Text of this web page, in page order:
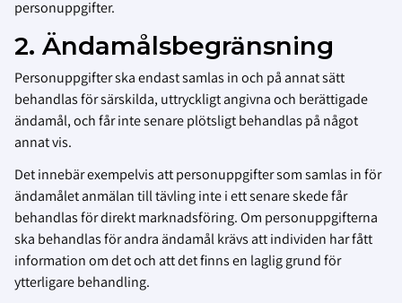
personuppgifter.
2. Ändamålsbegränsning
Personuppgifter ska endast samlas in och på annat sätt
behandlas för särskilda, uttryckligt angivna och berättigade
ändamål, och får inte senare plötsligt behandlas på något
annat vis.
Det innebär exempelvis att personuppgifter som samlas in för
ändamålet anmälan till tävling inte i ett senare skede får
behandlas för direkt marknadsföring. Om personuppgifterna
ska behandlas för andra ändamål krävs att individen har fått
information om det och att det finns en laglig grund för
ytterligare behandling.